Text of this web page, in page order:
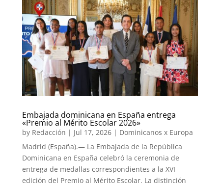
Embajada dominicana en España entrega
«Premio al Mérito Escolar 2026»
by Redacción | Jul 17, 2026| Dominicanos x Europa
Madrid (España).— La Embajada de la República
Dominicana en España celebró la ceremonia de
entrega de medallas correspondientes a la XVI
edición del Premio al Mérito Escolar. La distinción